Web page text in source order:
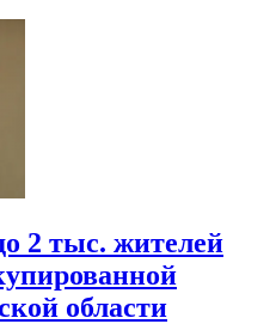
2 тыс. жителей
области